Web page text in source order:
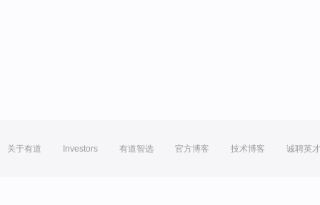
关于有道 Investors 有道智选 官方博客 技术博客 诚聘英才